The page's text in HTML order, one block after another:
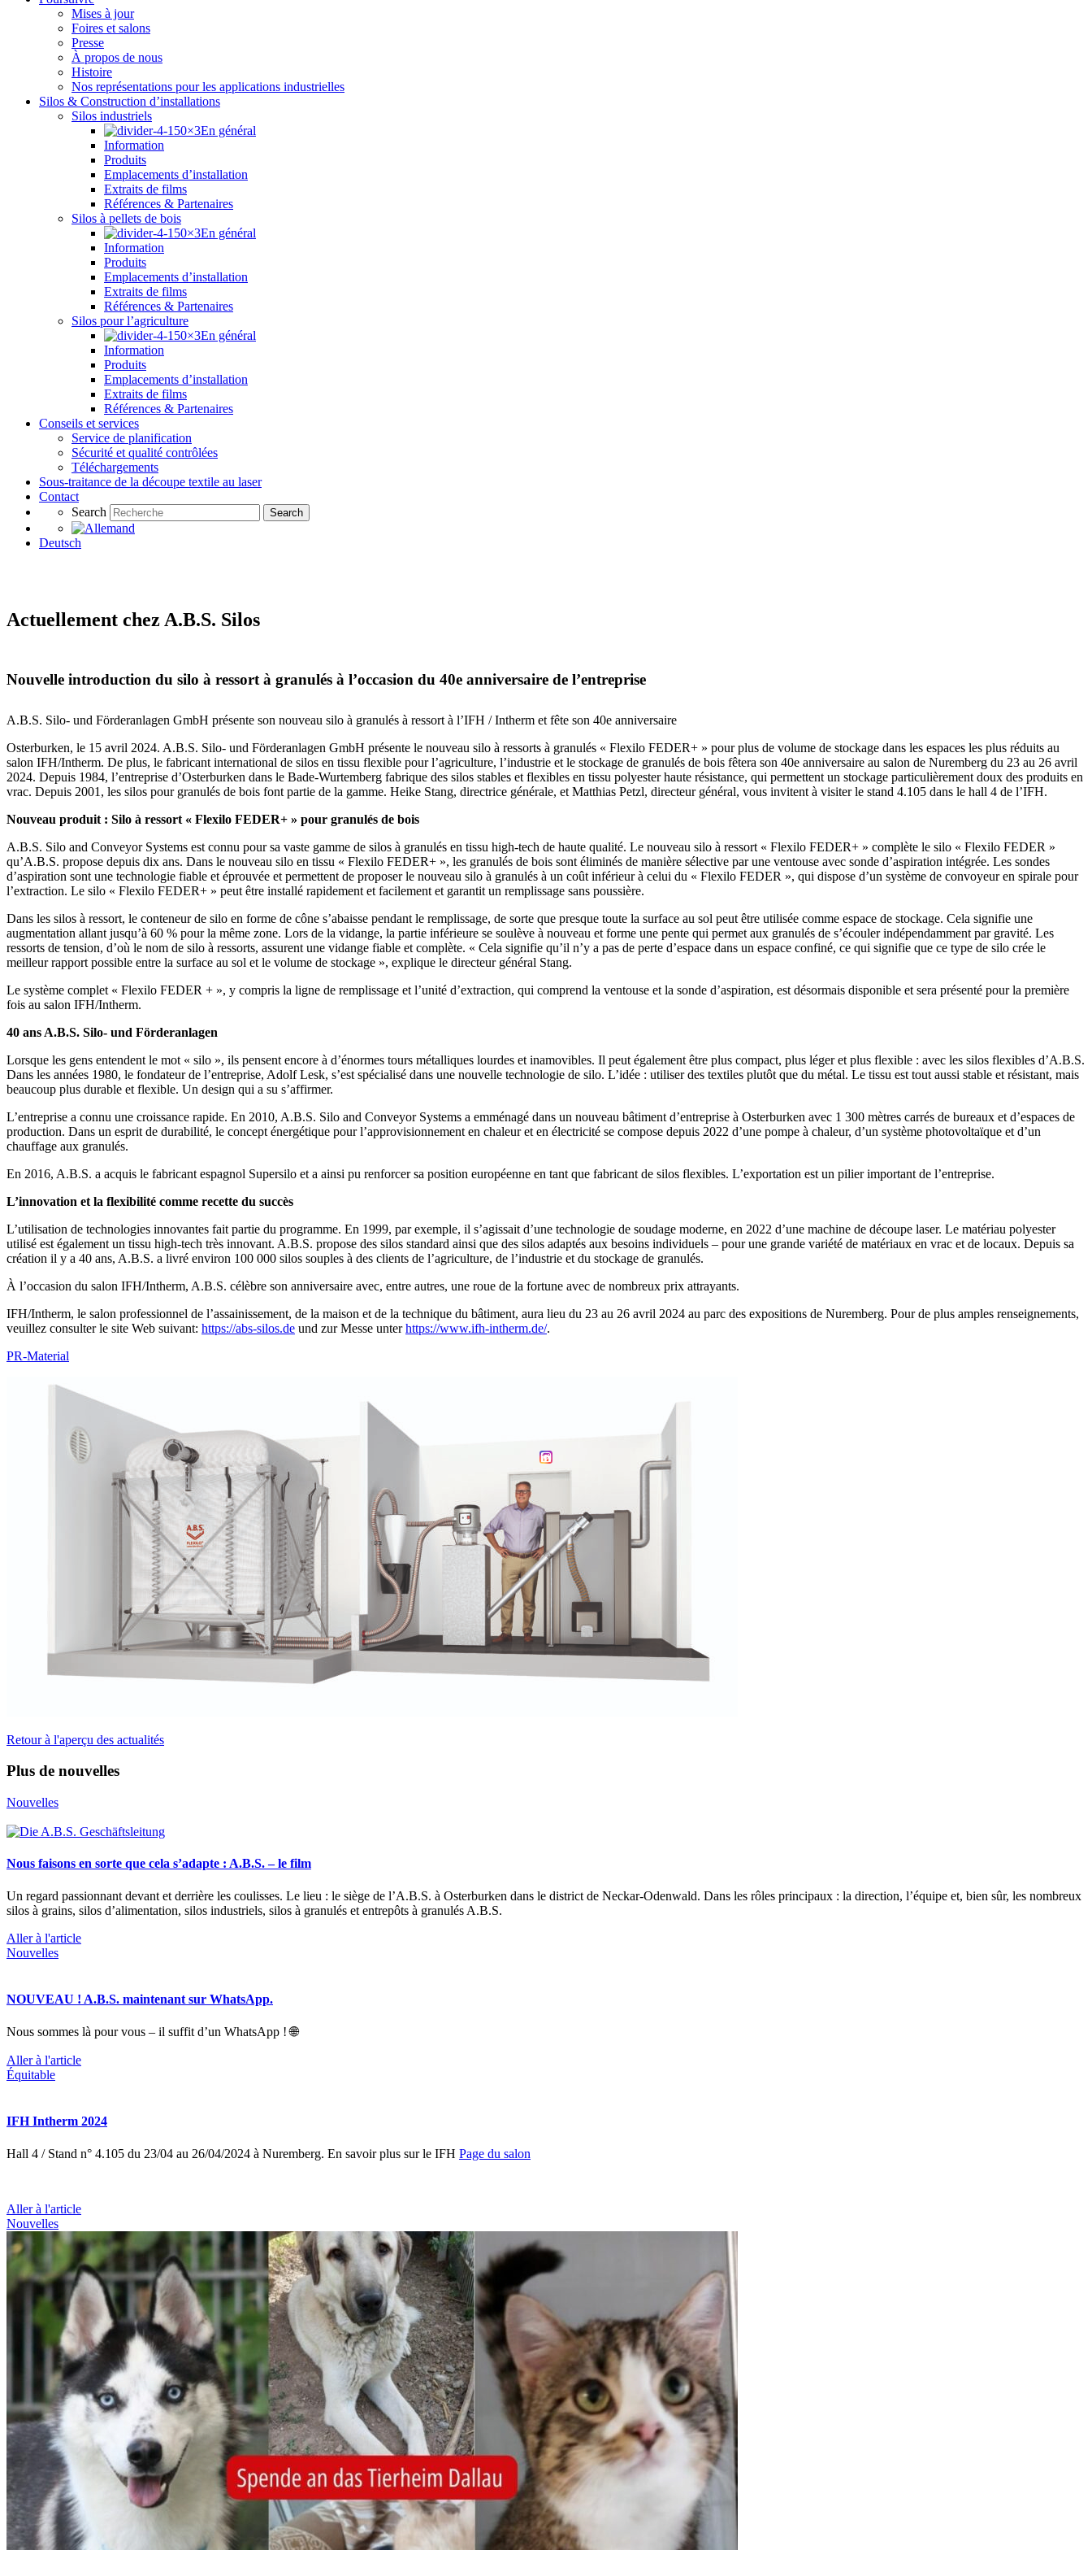
Mises à jour
Foires et salons
Presse
À propos de nous
Histoire
Nos représentations pour les applications industrielles
Silos & Construction d’installations
Silos industriels
En général
Information
Produits
Emplacements d’installation
Extraits de films
Références & Partenaires
Silos à pellets de bois
En général
Information
Produits
Emplacements d’installation
Extraits de films
Références & Partenaires
Silos pour l’agriculture
En général
Information
Produits
Emplacements d’installation
Extraits de films
Références & Partenaires
Conseils et services
Service de planification
Sécurité et qualité contrôlées
Téléchargements
Sous-traitance de la découpe textile au laser
Contact
Search
Search
Deutsch
Actuellement chez A.B.S. Silos
Nouvelle introduction du silo à ressort à granulés à l’occasion du 40e anniversaire de l’entreprise
A.B.S. Silo- und Förderanlagen GmbH présente son nouveau silo à granulés à ressort à l’IFH / Intherm et fête son 40e anniversaire
Osterburken, le 15 avril 2024. A.B.S. Silo- und Förderanlagen GmbH présente le nouveau silo à ressorts à granulés « Flexilo FEDER+ » pour plus de volume de stockage dans les espaces les plus réduits au
salon IFH/Intherm. De plus, le fabricant international de silos en tissu flexible pour l’agriculture, l’industrie et le stockage de granulés de bois fêtera son 40e anniversaire au salon de Nuremberg du 23 au 26 avril
2024. Depuis 1984, l’entreprise d’Osterburken dans le Bade-Wurtemberg fabrique des silos stables et flexibles en tissu polyester haute résistance, qui permettent un stockage particulièrement doux des produits en
vrac. Depuis 2001, les silos pour granulés de bois font partie de la gamme. Heike Stang, directrice générale, et Matthias Petzl, directeur général, vous invitent à visiter le stand 4.105 dans le hall 4 de l’IFH.
Nouveau produit : Silo à ressort « Flexilo FEDER+ » pour granulés de bois
A.B.S. Silo and Conveyor Systems est connu pour sa vaste gamme de silos à granulés en tissu high-tech de haute qualité. Le nouveau silo à ressort « Flexilo FEDER+ » complète le silo « Flexilo FEDER »
qu’A.B.S. propose depuis dix ans. Dans le nouveau silo en tissu « Flexilo FEDER+ », les granulés de bois sont éliminés de manière sélective par une ventouse avec sonde d’aspiration intégrée. Les sondes
d’aspiration sont une technologie fiable et éprouvée et permettent de proposer le nouveau silo à granulés à un coût inférieur à celui du « Flexilo FEDER », qui dispose d’un système de convoyeur en spirale pour
l’extraction. Le silo « Flexilo FEDER+ » peut être installé rapidement et facilement et garantit un remplissage sans poussière.
Dans les silos à ressort, le conteneur de silo en forme de cône s’abaisse pendant le remplissage, de sorte que presque toute la surface au sol peut être utilisée comme espace de stockage. Cela signifie une
augmentation allant jusqu’à 60 % pour la même zone. Lors de la vidange, la partie inférieure se soulève à nouveau et forme une pente qui permet aux granulés de s’écouler indépendamment par gravité. Les
ressorts de tension, d’où le nom de silo à ressorts, assurent une vidange fiable et complète. « Cela signifie qu’il n’y a pas de perte d’espace dans un espace confiné, ce qui signifie que ce type de silo crée le
meilleur rapport possible entre la surface au sol et le volume de stockage », explique le directeur général Stang.
Le système complet « Flexilo FEDER + », y compris la ligne de remplissage et l’unité d’extraction, qui comprend la ventouse et la sonde d’aspiration, est désormais disponible et sera présenté pour la première
fois au salon IFH/Intherm.
40 ans A.B.S. Silo- und Förderanlagen
Lorsque les gens entendent le mot « silo », ils pensent encore à d’énormes tours métalliques lourdes et inamovibles. Il peut également être plus compact, plus léger et plus flexible : avec les silos flexibles d’A.B.S.
Dans les années 1980, le fondateur de l’entreprise, Adolf Lesk, s’est spécialisé dans une nouvelle technologie de silo. L’idée : utiliser des textiles plutôt que du métal. Le tissu est tout aussi stable et résistant, mais
beaucoup plus durable et flexible. Un design qui a su s’affirmer.
L’entreprise a connu une croissance rapide. En 2010, A.B.S. Silo and Conveyor Systems a emménagé dans un nouveau bâtiment d’entreprise à Osterburken avec 1 300 mètres carrés de bureaux et d’espaces de
production. Dans un esprit de durabilité, le concept énergétique pour l’approvisionnement en chaleur et en électricité se compose depuis 2022 d’une pompe à chaleur, d’un système photovoltaïque et d’un
chauffage aux granulés.
En 2016, A.B.S. a acquis le fabricant espagnol Supersilo et a ainsi pu renforcer sa position européenne en tant que fabricant de silos flexibles. L’exportation est un pilier important de l’entreprise.
L’innovation et la flexibilité comme recette du succès
L’utilisation de technologies innovantes fait partie du programme. En 1999, par exemple, il s’agissait d’une technologie de soudage moderne, en 2022 d’une machine de découpe laser. Le matériau polyester
utilisé est également un tissu high-tech très innovant. A.B.S. propose des silos standard ainsi que des silos adaptés aux besoins individuels – pour une grande variété de matériaux en vrac et de locaux. Depuis sa
création il y a 40 ans, A.B.S. a livré environ 100 000 silos souples à des clients de l’agriculture, de l’industrie et du stockage de granulés.
À l’occasion du salon IFH/Intherm, A.B.S. célèbre son anniversaire avec, entre autres, une roue de la fortune avec de nombreux prix attrayants.
IFH/Intherm, le salon professionnel de l’assainissement, de la maison et de la technique du bâtiment, aura lieu du 23 au 26 avril 2024 au parc des expositions de Nuremberg. Pour de plus amples renseignements,
veuillez consulter le site Web suivant: https://abs-silos.de und zur Messe unterhttps://www.ifh-intherm.de/.
PR-Material
Retour à l'aperçu des actualités
Plus de nouvelles
Nouvelles
Nous faisons en sorte que cela s’adapte : A.B.S. – le film
Un regard passionnant devant et derrière les coulisses. Le lieu : le siège de l’A.B.S. à Osterburken dans le district de Neckar-Odenwald. Dans les rôles principaux : la direction, l’équipe et, bien sûr, les nombreux
silos à grains, silos d’alimentation, silos industriels, silos à granulés et entrepôts à granulés A.B.S.
Aller à l'article
Nouvelles
NOUVEAU ! A.B.S. maintenant sur WhatsApp.
Nous sommes là pour vous – il suffit d’un WhatsApp ! 🌐
Aller à l'article
Équitable
IFH Intherm 2024
Hall 4 / Stand n° 4.105 du 23/04 au 26/04/2024 à Nuremberg. En savoir plus sur le IFH Page du salon
Aller à l'article
Nouvelles